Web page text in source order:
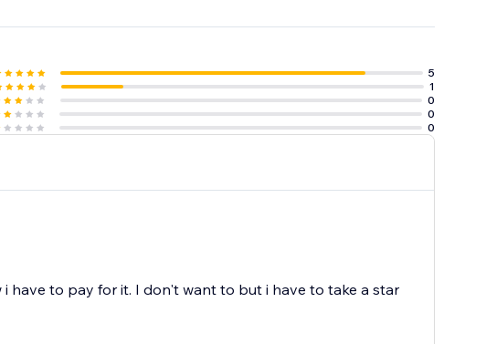
5
1
0
0
0
have to pay for it. I don't want to but i have to take a star